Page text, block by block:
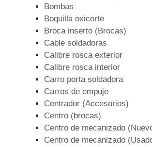
Bombas
Boquilla oxicorte
Broca inserto (Brocas)
Cable soldadoras
Calibre rosca exterior
Calibre rosca interior
Carro porta soldadora
Carros de empuje
Centrador (Accesorios)
Centro (brocas)
Centro de mecanizado
Centro de mecanizado